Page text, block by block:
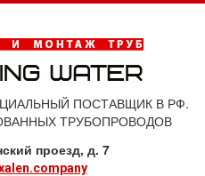
ПОСТАВЩИК В РФ.
ТРУБОПРОВОДОВ
проезд, д. 7